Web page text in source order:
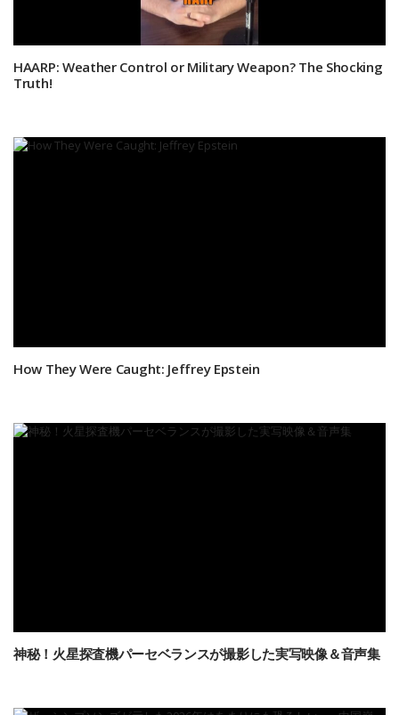
HAARP: Weather Control or Military Weapon? The Shocking
Truth!
How They Were Caught: Jeffrey Epstein
神秘！火星探査機パーセベランスが撮影した実写映像＆音声集